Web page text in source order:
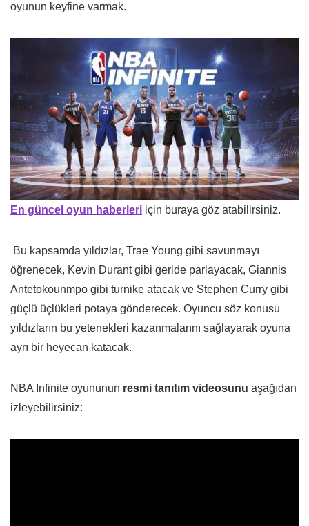
oyunun keyfine varmak.
En güncel oyun haberleri için buraya göz atabilirsiniz.
Bu kapsamda yıldızlar, Trae Young gibi savunmayı
öğrenecek, Kevin Durant gibi geride parlayacak, Giannis
Antetokounmpo gibi turnike atacak ve Stephen Curry gibi
güçlü üçlükleri potaya gönderecek. Oyuncu söz konusu
yıldızların bu yetenekleri kazanmalarını sağlayarak oyuna
ayrı bir heyecan katacak.
NBA Infinite oyununun resmi tanıtım videosunu aşağıdan
izleyebilirsiniz: